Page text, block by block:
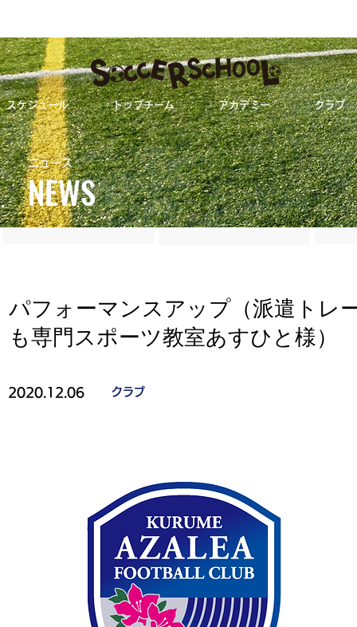
スケジュール トップチーム アカデミー クラブ
パフォーマンスアップ（派遣トレーナー）契
様）
ALL トップチーム
パフォーマンスアップ（派遣トレ
も専門スポーツ教室あすひと様）
2020.12.06 クラブ
NEWS
ニュース